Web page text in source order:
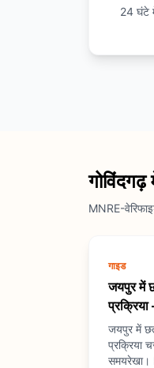
24 घंटे
MNRE-
गाइड
जयपुर में
जयपुर में
प्रक्रिया
समयरेखा।